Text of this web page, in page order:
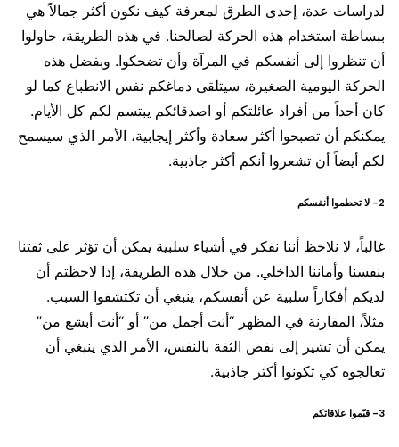
لدراسات عدة، إحدى الطرق لمعرفة كيف نكون أكثر جمالاً هي
ببساطة استخدام هذه الحركة لصالحنا. في هذه الطريقة، حاولوا
أن تنظروا إلى أنفسكم في المرآة وأن تضحكوا. وبفضل هذه
الحركة اليومية الصغيرة، سيتلقى دماغكم نفس الانطباع كما لو
كان أحداً من أفراد عائلتكم أو اصدقائكم يبتسم لكم كل الأيام.
يمكنكم أن تصبحوا أكثر سعادة وأكثر إيجابية، الأمر الذي سيسمح
لكم أيضاً أن تشعروا أنكم أكثر جاذبية.
2- لا تحطموا أنفسكم
غالباً، لا نلاحظ أننا نفكر في أشياء سلبية يمكن أن تؤثر على ثقتنا
بنفسنا وأماننا الداخلي. من خلال هذه الطريقة، إذا لاحظتم أن
لديكم أفكاراً سلبية عن أنفسكم، ينبغي أن تكتشفوا السبب.
مثلاً، المقارنة في المظهر “أنت أجمل من” أو “أنت أبشع من”
يمكن أن تشير إلى نقص الثقة بالنفس، الأمر الذي ينبغي أن
تعالجوه كي تكونوا أكثر جاذبية.
3- قيّموا علاقاتكم